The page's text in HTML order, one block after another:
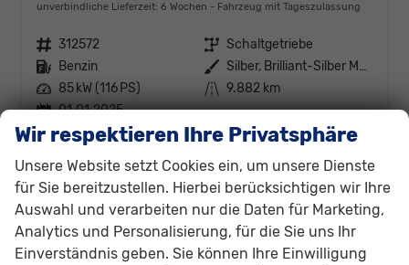
unverbindliche Lieferzeit: 6 Wochen Fahrzeug mit Tageszulassung
Fahrzeugnr. 312572 Getriebe Schaltgetriebe
Kraftstoff Benzin Außenfarbe
Silber, Brilliant-Silber Metallic (8E)
Leistung 85 kW (116 PS) Kilometerstand 9.882 km
01.01.2025
21.180,– €
incl. 19% MwSt.
Details
Verbrauch kombiniert:5,60 l/100km
CO2 -Emissionen:126,00 g/km
Wir respektieren Ihre Privatsphäre
Unsere Website setzt Cookies ein, um unsere Dienste
für Sie bereitzustellen. Hierbei berücksichtigen wir Ihre
Auswahl und verarbeiten nur die Daten für Marketing,
Analytics und Personalisierung, für die Sie uns Ihr
Einverständnis geben. Sie können Ihre Einwilligung